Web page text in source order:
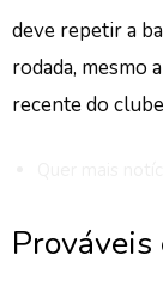
deve repetir a
rodada, mesmo
recente do
Prováveis